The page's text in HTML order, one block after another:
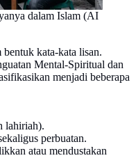
dalam Islam (AI
kata-kata lisan.
Mental-Spiritual dan
menjadi beberapa
lahiriah).
perbuatan.
atau mendustakan